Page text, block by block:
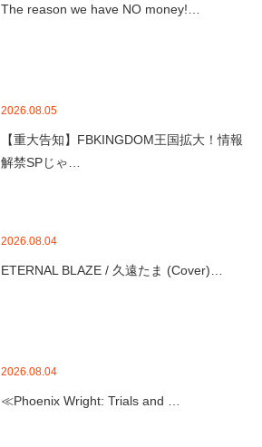
The reason we have NO money!…
2026.08.05
【重大告知】FBKINGDOM王国拡大！情報
解禁SPじゃ…
2026.08.04
ETERNAL BLAZE / 久遠たま (Cover)…
2026.08.04
≪Phoenix Wright: Trials and …